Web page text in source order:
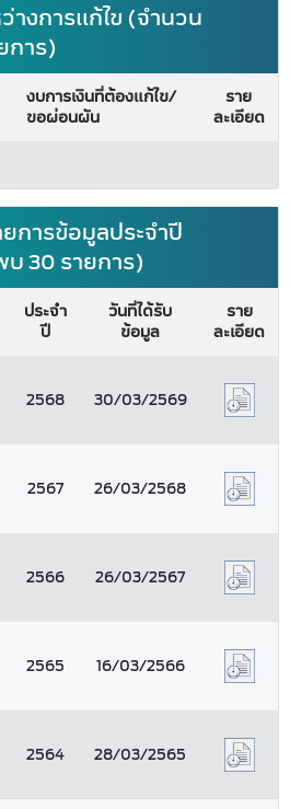
างการแก้ไข (จำนวน
การ)
งบการเงินที่ต้องแก้ไข/
ขอผ่อนผัน
ราย
ละเอียด
การข้อมูลประจำปี
30 รายการ)
ประจำ
ปี
วันที่ได้รับ
ข้อมูล
ราย
ละเอียด
2568 30/03/2569
2567 26/03/2568
2566 26/03/2567
2565 16/03/2566
2564 28/03/2565